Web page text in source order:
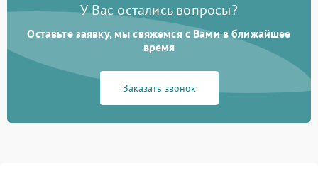
У Вас остались вопросы?
Оставьте заявку, мы свяжемся с Вами в ближайшее
время
Заказать звонок